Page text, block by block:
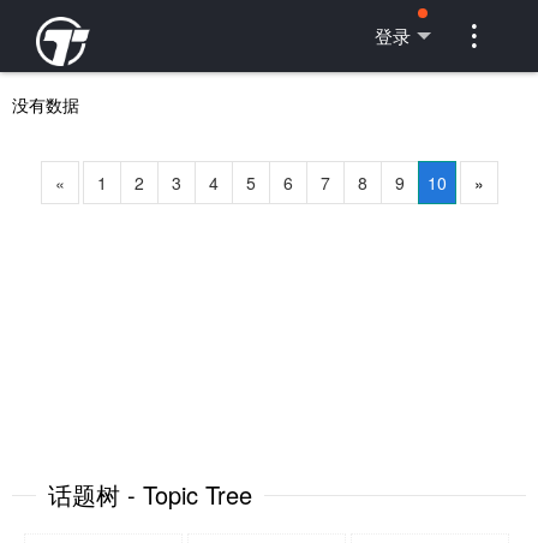
登录 
没有数据
« 1 2 3 4 5 6 7 8 9 10 »
话题树 - Topic Tree